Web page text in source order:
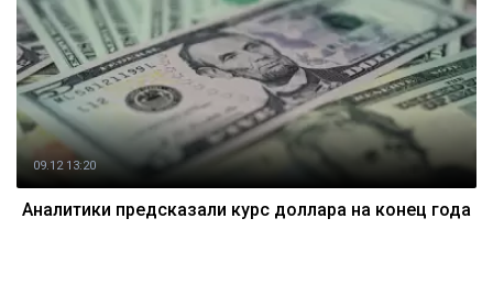
09.12 13:20
Аналитики предсказали курс доллара на конец года